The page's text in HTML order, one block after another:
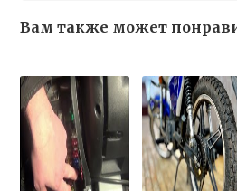
Вам также может